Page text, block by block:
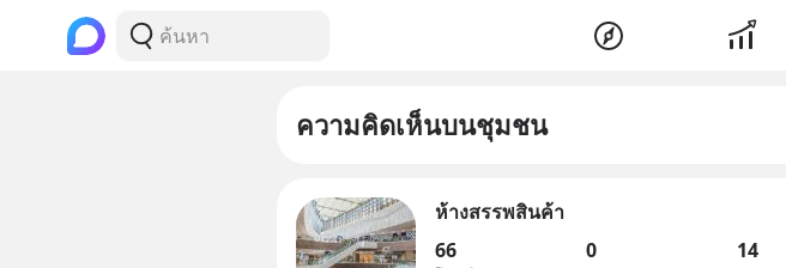
ความคิดเห็นบนชุมชน
ห้างสรรพสินค้า
66
0 14